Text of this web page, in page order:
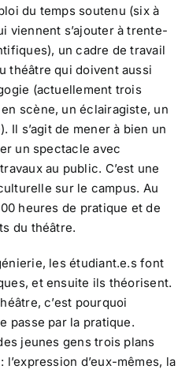
du temps soutenu (six à
viennent s’ajouter à trente-
un cadre de travail
théâtre qui doivent aussi
(actuellement trois
scène, un éclairagiste, un
Il s’agit de mener à bien un
un spectacle avec
au public. C’est une
sur le campus. Au
heures de pratique et de
du théâtre.
les étudiant.e.s font
et ensuite ils théorisent.
c’est pourquoi
passe par la pratique.
jeunes gens trois plans
d’eux-mêmes, la